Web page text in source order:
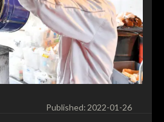
Published:2022-01-26